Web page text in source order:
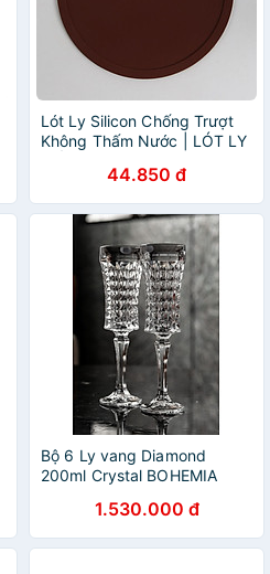
Lót Ly Silicon Chống Trượt
Không Thấm Nước | LÓT LY
CAFE KHÔNG HỌA TIẾT
44.850 đ
Bộ 6 Ly vang Diamond
200ml Crystal BOHEMIA
1.530.000 đ